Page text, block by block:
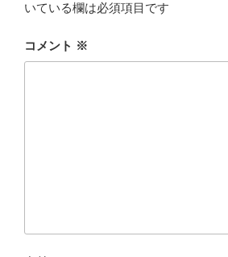
いている欄は必須項目です
コメント ※